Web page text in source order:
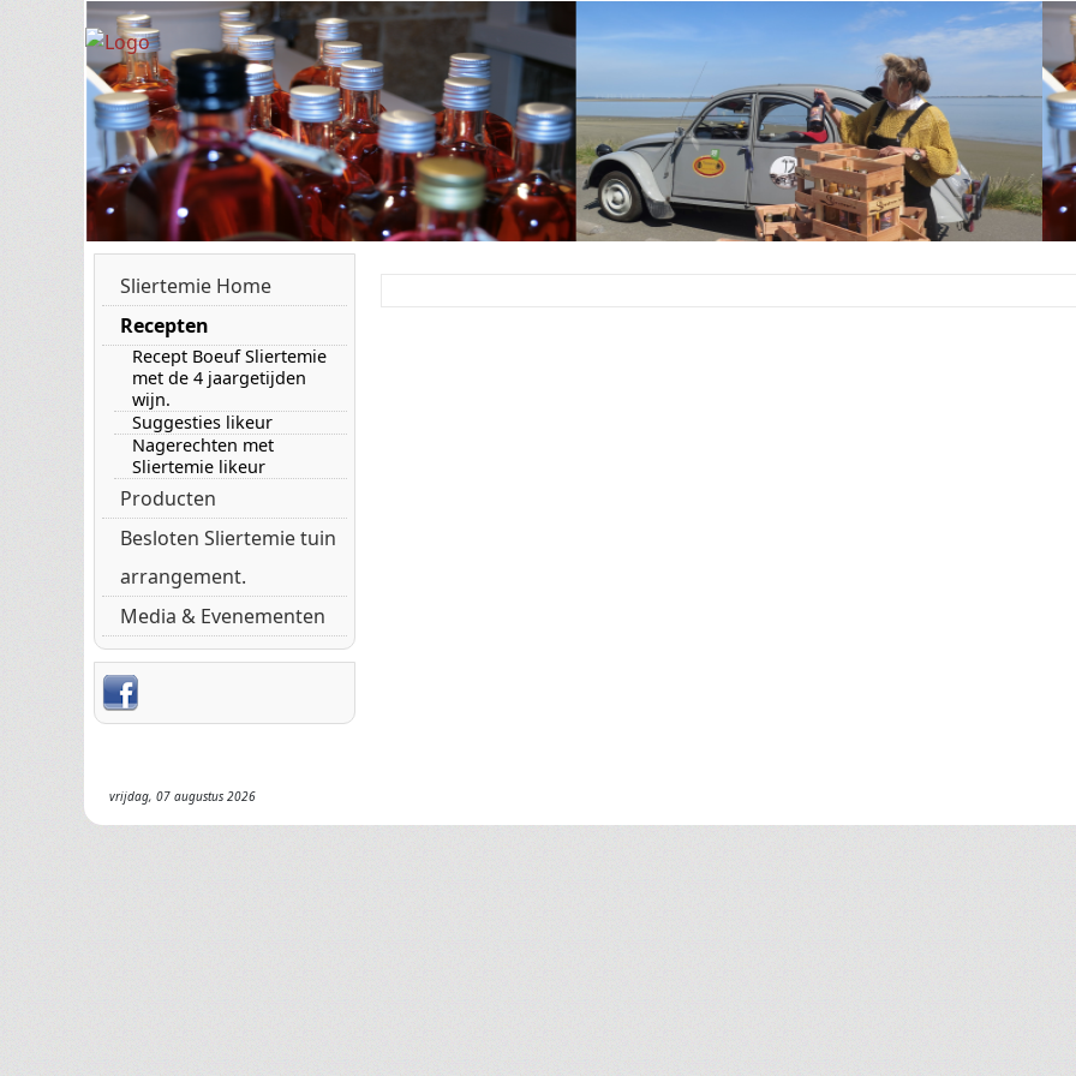
Sliertemie Home
Recepten
Recept Boeuf Sliertemie
met de 4 jaargetijden
wijn.
Suggesties likeur
Nagerechten met
Sliertemie likeur
Producten
Besloten Sliertemie tuin
arrangement.
Media & Evenementen
vrijdag, 07 augustus 2026